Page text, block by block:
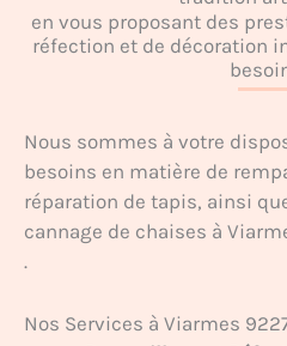
en vous proposant des
réfection et de décoration
Nous sommes à votre
besoins en matière de
réparation de tapis, ainsi
cannage de chaises à
.
Nos Services à Viarmes